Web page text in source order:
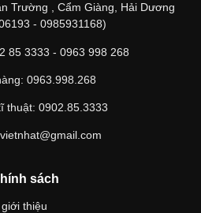
Trường , Cẩm Giàng, Hải Dương
- 0985931168)
85 3333 - 0963 998 268
0963.998.268
thuật: 0902.85.3333
sách
giới thiệu